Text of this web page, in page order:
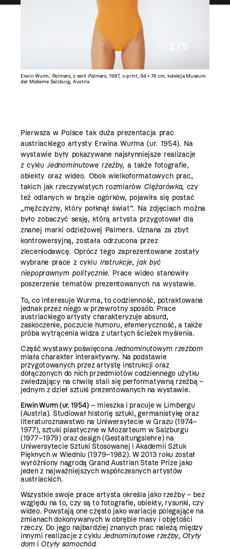
Erwin Wurm, Palmers, z serii Palmers, 1997, c-print, 94 × 74 cm, kolekcja Museum
der Moderne Salzburg, Austria
2 / 5
Pierwsza w Polsce tak duża prezentacja prac
austriackiego artysty Erwina Wurma (ur. 1954). Na
wystawie były pokazywane najsłynniejsze realizacje
z cykluJednominutowe rzeźby, a także fotografie,
obiekty oraz wideo. Obok wielkoformatowych prac,
takich jak rzeczywistych rozmiarów Ciężarówka, czy
też odlanych w brązie ogórków, pojawiła się postać
„mężczyzny, który połknął świat”. Na zdjęciach można
było zobaczyć sesję, którą artysta przygotował dla
znanej marki odzieżowej Palmers. Uznana za zbyt
kontrowersyjną, została odrzucona przez
zleceniodawcę. Oprócz tego zaprezentowane zostały
wybrane prace z cyklu Instrukcje, jak być
niepoprawnym politycznie. Prace wideo stanowiły
poszerzenie tematów prezentowanych na wystawie.
To, co interesuje Wurma, to codzienność, potraktowana
jednak przez niego w przewrotny sposób. Prace
austriackiego artysty charakteryzuje absurd,
zaskoczenie, poczucie humoru, efemeryczność, a także
próba wytrącenia widza z utartych ścieżek myślenia.
Część wystawy poświęconaJednominutowym rzeźbom
miała charakter interaktywny. Na podstawie
przygotowanych przez artystę instrukcji oraz
dołączonych do nich przedmiotów codziennego użytku
zwiedzający na chwilę stali się performatywną rzeźbą –
jednym z dzieł sztuki prezentowanych na wystawie.
Erwin Wurm (ur. 1954) – mieszka i pracuje w Limbergu
(Austria). Studiował historię sztuki, germanistykę oraz
literaturoznawstwo na Uniwersytecie w Grazu (1974–
1977), sztuki plastyczne w Mozarteum w Salzburgu
(1977–1979) oraz design (Gestaltungslehre) na
Uniwersytecie Sztuki Stosowanej i Akademii Sztuk
Pięknych w Wiedniu (1979–1982). W 2013 roku został
wyróżniony nagrodą Grand Austrian State Prize jako
jeden z najważniejszych współczesnych artystów
austriackich.
Wszystkie swoje prace artysta określa jako rzeźby – bez
względu na to, czy są to fotografie, obiekty, rysunki, czy
wideo. Powstają one często jako wariacje polegające na
zmianach dokonywanych w obrębie masy i objętości
rzeczy. Do jego najbardziej znanych prac należą między
innymi realizacje z cyklu Jednominutowe rzeźby, Otyły
dom i Otyły samochód.